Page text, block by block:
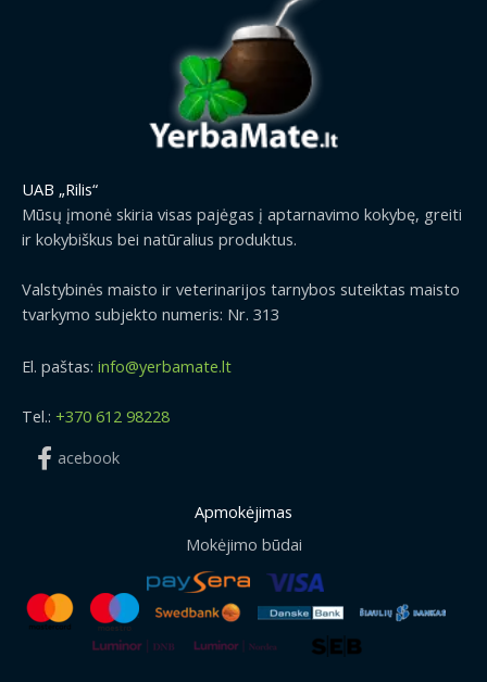
UAB „Rilis“
Mūsų įmonė skiria visas pajėgas į aptarnavimo kokybę, greiti
ir kokybiškus bei natūralius produktus.
Valstybinės maisto ir veterinarijos tarnybos suteiktas maisto
tvarkymo subjekto numeris: Nr. 313
El. paštas: info@yerbamate.lt
Tel.: +370 612 98228
acebook
Apmokėjimas
Mokėjimo būdai